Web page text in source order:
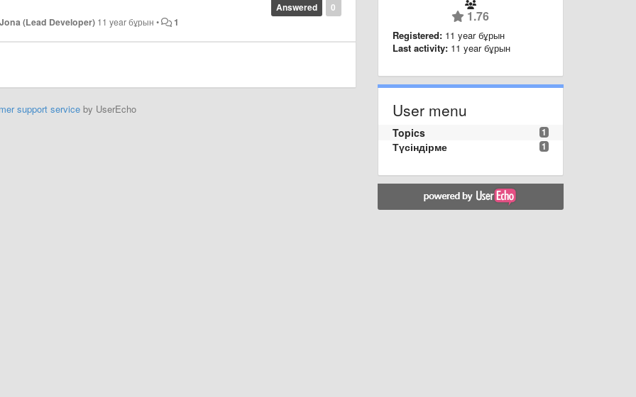
0
Answered
Jona (Lead Developer) 11 year бұрын • 1
support serviceby UserEcho
1.76
Registered: 11 year бұрын
Last activity: 11 year бұрын
User menu
1
Topics
1
Түсіндірме